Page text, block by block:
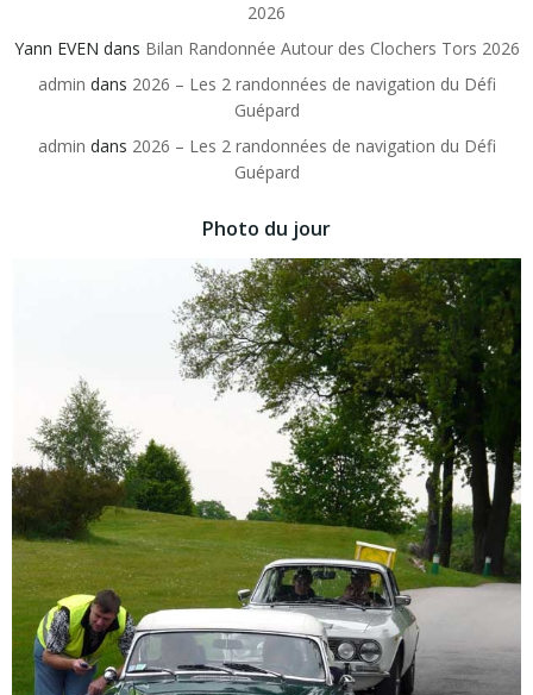
2026
Yann EVEN dans Bilan Randonnée Autour des Clochers Tors 2026
admin dans 2026 – Les 2 randonnées de navigation du Défi
Guépard
admin dans 2026 – Les 2 randonnées de navigation du Défi
Guépard
Photo du jour